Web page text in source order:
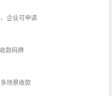
企业可申请
款码牌
场景收款